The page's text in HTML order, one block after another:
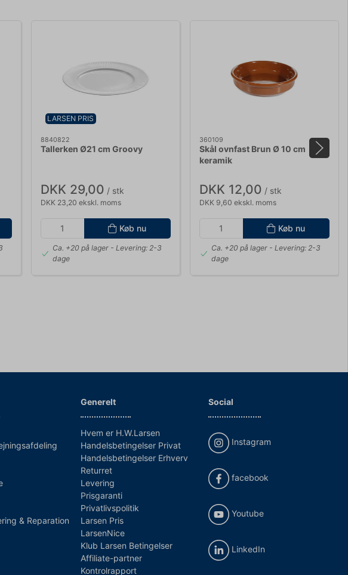
LARSEN PRIS
8840822
Tallerken Ø21 cm Groovy
DKK 29,00 / stk
DKK 23,20 ekskl. moms
Køb nu
Ca. +20 på lager- Levering: 2-3
dage
360109
Skål ovnfast Brun Ø 10 cm
keramik
DKK 12,00 / stk
DKK 9,60 ekskl. moms
Køb nu
Ca. +20 på lager- Levering: 2-3
dage
& Reparation
Generelt
Hvem er H.W.Larsen
Handelsbetingelser Privat
Handelsbetingelser Erhverv
Returret
Levering
Prisgaranti
Privatlivspolitik
Larsen Pris
LarsenNice
Klub Larsen Betingelser
Affiliate-partner
Kontrolrapport
Social
Instagram
facebook
Youtube
LinkedIn